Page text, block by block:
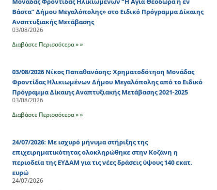
Βάστα” Δήμου Μεγαλόπολης» στο Ειδικό Πρόγραμμα Δίκαιης
Αναπτυξιακής Μετάβασης
03/08/2026
Διαβάστε Περισσότερα » »
03/08/2026 Νίκος Παπαθανάσης: Χρηματοδότηση Μονάδας
Φροντίδας Ηλικιωμένων Δήμου Μεγαλόπολης από το Ειδικό
Πρόγραμμα Δίκαιης Αναπτυξιακής Μετάβασης 2021-2025
03/08/2026
Διαβάστε Περισσότερα » »
24/07/2026: Με ισχυρό μήνυμα στήριξης της
επιχειρηματικότητας ολοκληρώθηκε στην Κοζάνη η
περιοδεία της ΕΥΔΑΜ για τις νέες δράσεις ύψους 140 εκατ.
ευρώ
24/07/2026